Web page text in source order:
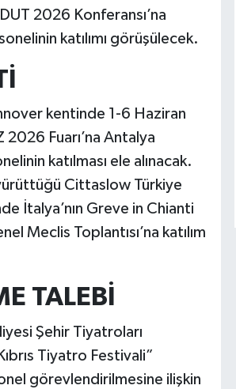
2026 Konferansı’na
katılımı görüşülecek.
kentinde 1-6 Haziran
Fuarı’na Antalya
katılması ele alınacak.
Cittaslow Türkiye
İtalya’nın Greve in Chianti
Meclis Toplantısı’na katılım
TALEBİ
Şehir Tiyatroları
Tiyatro Festivali”
görevlendirilmesine ilişkin